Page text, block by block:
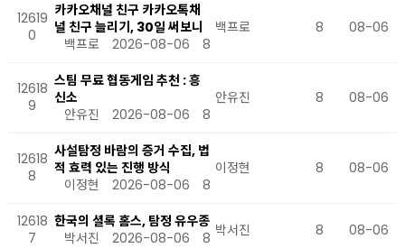
12619
0
카카오채널 친구 카카오톡채
널 친구 늘리기, 30일 써보니
백프로
2026-08-06 8
백프로 8 08-06
12618
9
스팀 무료 협동게임 추천 : 흥
신소
안유진
2026-08-06 8
안유진 8 08-06
12618
8
사설탐정 바람의 증거 수집, 법
적 효력 있는 진행 방식
이정현
2026-08-06 8
이정현 8 08-06
12618
7
한국의 셜록 홈스, 탐정 유우종
박서진
2026-08-06 8 박서진 8 08-06